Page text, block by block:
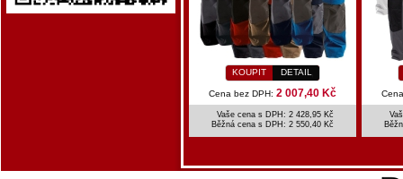
KOUPIT DETAIL
Cena bez DPH: 2 007,40 Kč
Vaše cena s DPH: 2 428,95 Kč
Běžná cena s DPH: 2 550,40 Kč